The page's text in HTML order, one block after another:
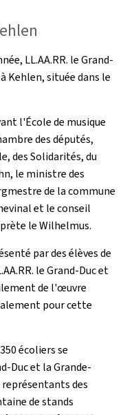
LL.AA.RR. le Grand-
Kehlen, située dans le
l'École de musique
des députés,
des Solidarités, du
le ministre des
de la commune
et le conseil
le Wilhelmus.
par des élèves de
le Grand-Duc et
de l'œuvre
pour cette
écoliers se
Duc et la Grande-
des
de stands